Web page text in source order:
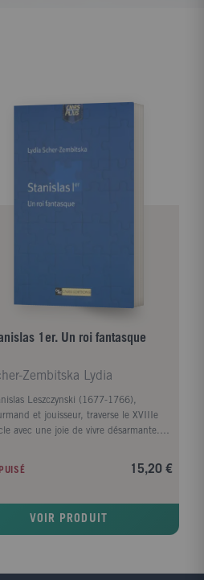
1er. Un roi fantasque
Zembitska Lydia
Leszczynski (1677-1766),
et jouisseur, traverse le XVIIIe
avec une joie de vivre désarmante.
de despote oriental alimentent les
et les conversations diplomatiques
conserver la couronne, il n'hésite
15,20 €
VOIR PRODUIT